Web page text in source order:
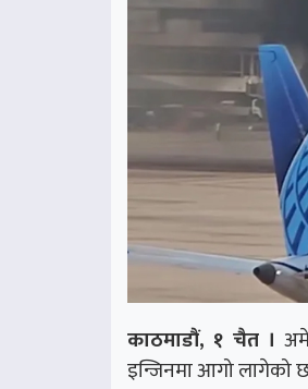
काठमाडौं, १ चैत ।
इन्जिनमा आगो लागेको